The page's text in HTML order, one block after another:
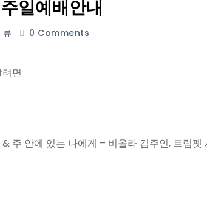
일예배안내
류 0 Comments
면
주 안에 있는 나에게 – 비올라 김주인, 트럼펫